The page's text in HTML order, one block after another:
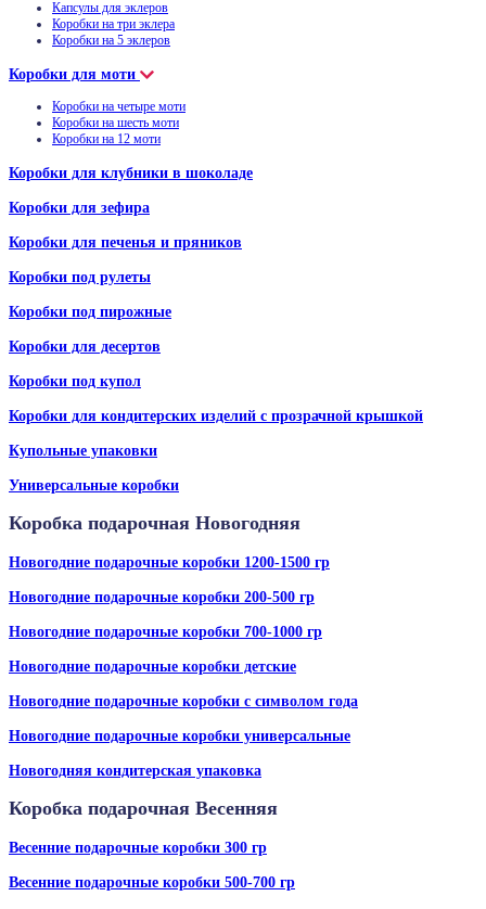
Капсулы для эклеров
Коробки на три эклера
Коробки на 5 эклеров
Коробки для моти
Коробки на четыре моти
Коробки на шесть моти
Коробки на 12 моти
Коробки для клубники в шоколаде
Коробки для зефира
Коробки для печенья и пряников
Коробки под рулеты
Коробки под пирожные
Коробки для десертов
Коробки под купол
Коробки для кондитерских изделий с прозрачной крышкой
Купольные упаковки
Универсальные коробки
Коробка подарочная Новогодняя
Новогодние подарочные коробки 1200-1500 гр
Новогодние подарочные коробки 200-500 гр
Новогодние подарочные коробки 700-1000 гр
Новогодние подарочные коробки детские
Новогодние подарочные коробки с символом года
Новогодние подарочные коробки универсальные
Новогодняя кондитерская упаковка
Коробка подарочная Весенняя
Весенние подарочные коробки 300 гр
Весенние подарочные коробки 500-700 гр